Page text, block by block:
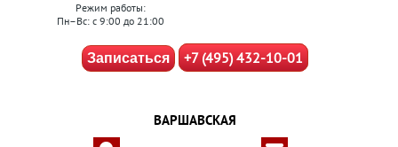
Режим работы:
Пн–Вс: с 9:00 до 21:00
Записаться +7 (495) 432-10-01
ВАРШАВСКАЯ